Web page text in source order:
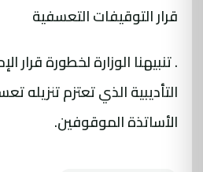
قرار التوقيفات التعسفية
. تنبيهنا الوزارة لخطورة قرار
التأديبية الذي تعتزم
الأساتذة الموقوفين.